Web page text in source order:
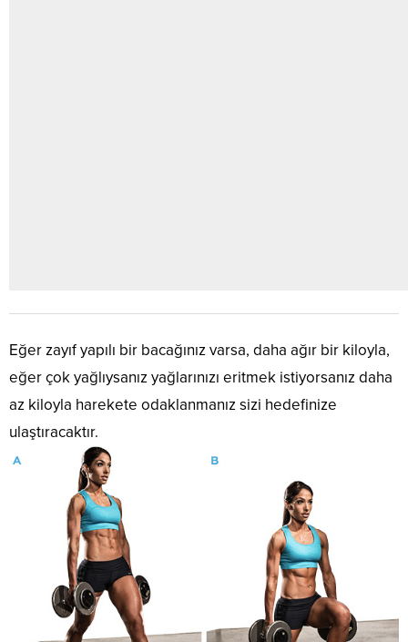
Eğer zayıf yapılı bir bacağınız varsa, daha ağır bir kiloyla,
eğer çok yağlıysanız yağlarınızı eritmek istiyorsanız daha
az kiloyla harekete odaklanmanız sizi hedefinize
ulaştıracaktır.